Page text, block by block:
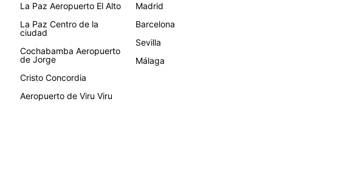
La Paz Aeropuerto El Alto
La Paz Centro de la
ciudad
Cochabamba Aeropuerto
de Jorge
Cristo Concordia
Aeropuerto de Viru Viru
Madrid
Barcelona
Sevilla
Málaga